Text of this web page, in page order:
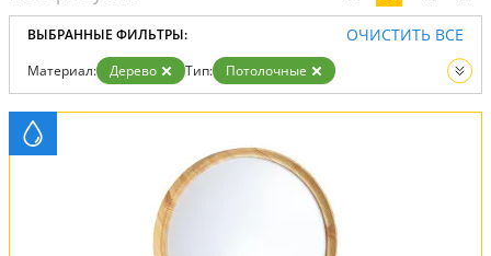
ВЫБРАННЫЕ ФИЛЬТРЫ: ОЧИСТИТЬ ВСЕ
Материал: Дерево Тип:
Потолочные
Вид:
Светильники